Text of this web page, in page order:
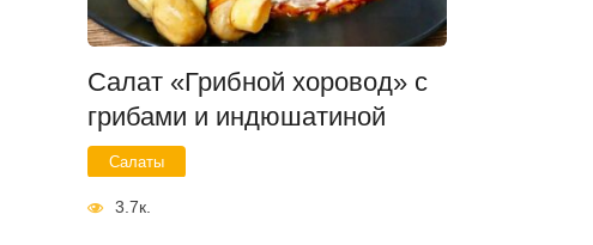
Салат «Грибной хоровод» с
грибами и индюшатиной
Салаты
3.7к.